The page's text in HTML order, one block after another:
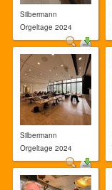
Silbermann
Orgeltage 2024
Silbermann
Orgeltage 2024